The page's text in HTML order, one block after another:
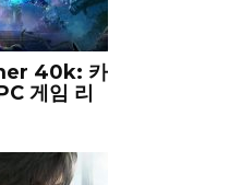
40k: 카
게임 리